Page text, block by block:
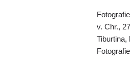
v. Chr.,
Tiburtina,